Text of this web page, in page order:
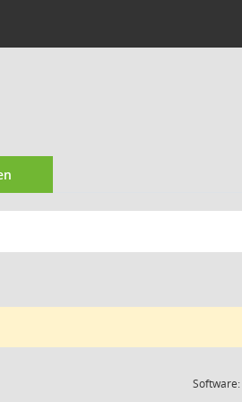
Software: